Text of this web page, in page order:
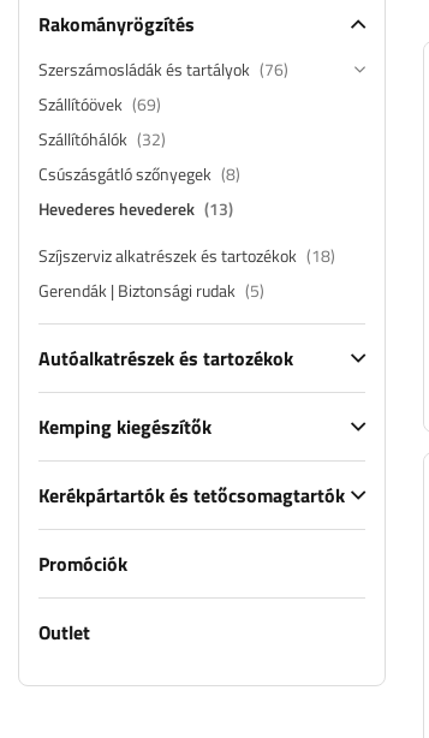
Rakományrögzítés
Szerszámosládák és tartályok (76)
Szállítóövek (69)
Szállítóhálók (32)
Csúszásgátló szőnyegek (8)
Hevederes hevederek (13)
Szíjszerviz alkatrészek és tartozékok (18)
Gerendák | Biztonsági rudak (5)
Autóalkatrészek és tartozékok
Kemping kiegészítők
Kerékpártartók és tetőcsomagtartók
Promóciók
Outlet